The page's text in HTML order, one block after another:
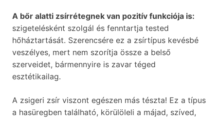
A bőr alatti zsírrétegnek van pozitív funkciója is:
szigetelésként szolgál és fenntartja tested
hőháztartását. Szerencsére ez a zsírtípus kevésbé
veszélyes, mert nem szorítja össze a belső
szerveidet, bármennyire is zavar téged
esztétikailag.
A zsigeri zsír viszont egészen más tészta! Ez a típus
a hasüregben található, körülöleli a májad, szíved,